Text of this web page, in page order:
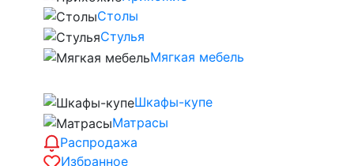
Столы
Стулья
Мягкая мебель
Шкафы-купе
Матрасы
Распродажа
Избранное